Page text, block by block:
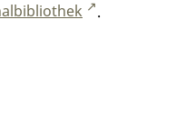
.